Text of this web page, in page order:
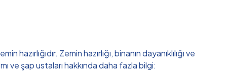
Zemin hazırlığı, binanın dayanıklılığı ve
ve şap ustaları hakkında daha fazla bilgi: